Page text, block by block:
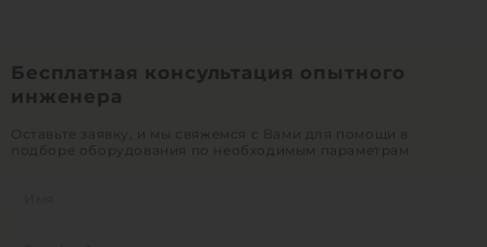
Бесплатная консультация опытного
инженера
Оставьте заявку, и мы свяжемся с Вами для помощи в
подборе оборудования по необходимым параметрам